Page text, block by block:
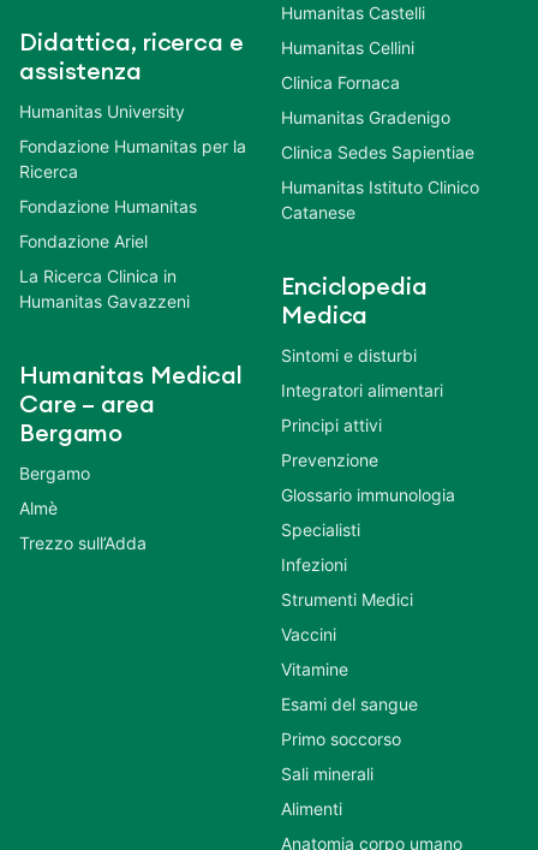
Didattica, ricerca e
assistenza
Humanitas University
Fondazione Humanitas per la
Ricerca
Fondazione Humanitas
Fondazione Ariel
La Ricerca Clinica in
Humanitas Gavazzeni
Humanitas Medical
Care – area
Bergamo
Bergamo
Almè
Trezzo sull’Adda
Humanitas Castelli
Humanitas Cellini
Clinica Fornaca
Humanitas Gradenigo
Clinica Sedes Sapientiae
Humanitas Istituto Clinico
Catanese
Enciclopedia
Medica
Sintomi e disturbi
Integratori alimentari
Principi attivi
Prevenzione
Glossario immunologia
Specialisti
Infezioni
Strumenti Medici
Vaccini
Vitamine
Esami del sangue
Primo soccorso
Sali minerali
Alimenti
Anatomia corpo umano